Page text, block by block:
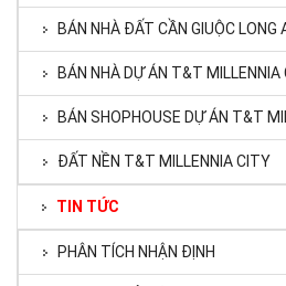
BÁN NHÀ ĐẤT CẦN GIUỘC LONG
BÁN NHÀ DỰ ÁN T&T MILLENNIA
BÁN SHOPHOUSE DỰ ÁN T&T
ĐẤT NỀN T&T MILLENNIA CITY
TIN TỨC
PHÂN TÍCH NHẬN ĐỊNH